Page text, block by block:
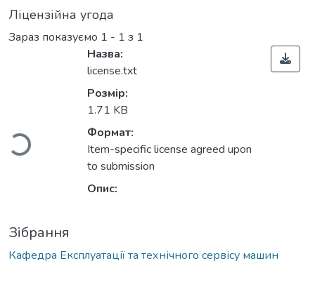
Ліцензійна угода
Зараз показуємо 1 - 1 з 1
Вантажиться...
Назва:
license.txt
Розмір:
1.71 KB
Формат:
Item-specific license agreed upon
to submission
Опис:
Зібрання
Кафедра Експлуатації та технічного сервісу машин